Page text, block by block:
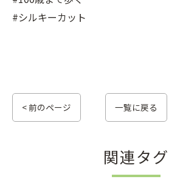
#シルキーカット
< 前のページ 一覧に戻る
関連タグ